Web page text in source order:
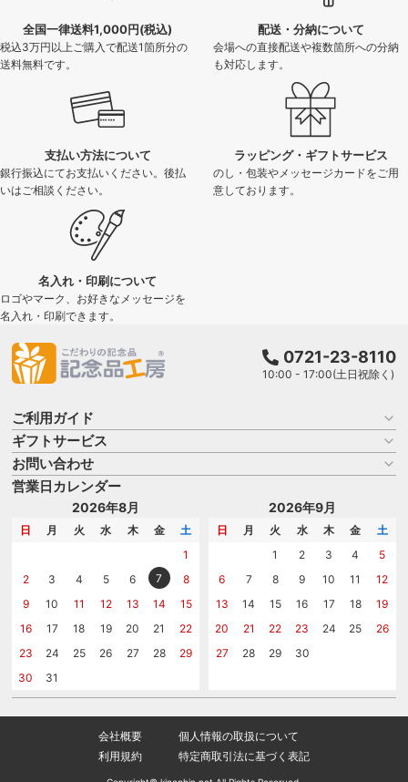
全国一律送料1,000円(税込)
税込3万円以上ご購入で配送1箇所分の
送料無料です。
配送・分納について
会場への直接配送や複数箇所への分納
も対応します。
支払い方法について
銀行振込にてお支払いください。後払
いはご相談ください。
ラッピング・ギフトサービス
のし・包装やメッセージカードをご用
意しております。
名入れ・印刷について
ロゴやマーク、お好きなメッセージを
名入れ・印刷できます。
0721-23-8110
10:00 - 17:00(土日祝除く)
ご利用ガイド
お買い物ガイド
よくある質問
はじめての記念品選び
記念品工房の使い方
ギフトサービス
名入れについて
のし
メッセージカード
お問い合わせ
商品選びを相談する
名入れについて相談する
カタログを請求する
営業日カレンダー
2026年8月
日 月 火 水 木 金
土
1
2
3 4 5 6 7
8
9
10 11 12 13 14
15
16
17 18 19 20 21
22
23
24 25 26 27 28
29
30
31
2026年9月
日 月 火 水 木 金
土
1
2 3 4
5
6
7 8 9 10 11
12
13
14 15 16 17 18
19
20
21 22 23 24 25
26
27
28 29 30
会社概要
個人情報の取扱について
利用規約
特定商取引法に基づく表記